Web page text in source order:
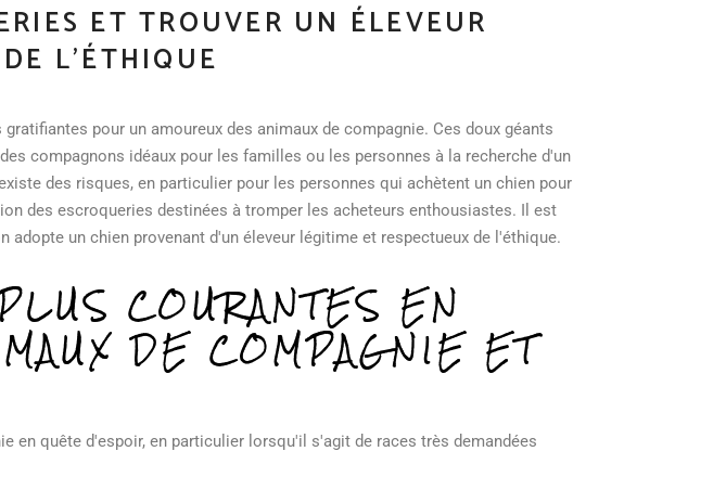
ET TROUVER UN ÉLEVEUR
L'ÉTHIQUE
pour un amoureux des animaux de compagnie. Ces doux géants
compagnons idéaux pour les familles ou les personnes à la recherche d'un
des risques, en particulier pour les personnes qui achètent un chien pour
des escroqueries destinées à tromper les acheteurs enthousiastes. Il est
un chien provenant d'un éleveur légitime et respectueux de l'éthique.
COURANTES EN
DE COMPAGNIE ET
en quête d'espoir, en particulier lorsqu'il s'agit de races très demandées